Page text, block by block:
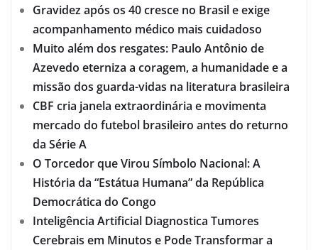
Gravidez após os 40 cresce no Brasil e exige
acompanhamento médico mais cuidadoso
Muito além dos resgates: Paulo Antônio de
Azevedo eterniza a coragem, a humanidade e a
missão dos guarda-vidas na literatura brasileira
CBF cria janela extraordinária e movimenta
mercado do futebol brasileiro antes do returno
da Série A
O Torcedor que Virou Símbolo Nacional: A
História da “Estátua Humana” da República
Democrática do Congo
Inteligência Artificial Diagnostica Tumores
Cerebrais em Minutos e Pode Transformar a